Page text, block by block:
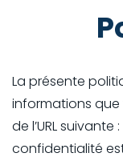
La présente
informations que
de l’URL suivante :
confidentialité